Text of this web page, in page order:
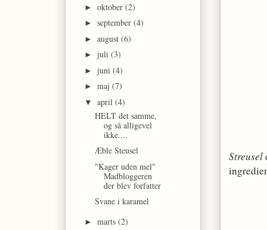
Streusel
►oktober(2)
►september(4)
►august(6)
►juli(3)
►juni(4)
►maj(7)
▼april(4)
HELT det samme,
og så alligevel
ikke....
Æble Steusel
"Kager uden mel"
Madbloggeren
der blev forfatter
Svane i karamel
►marts(2)